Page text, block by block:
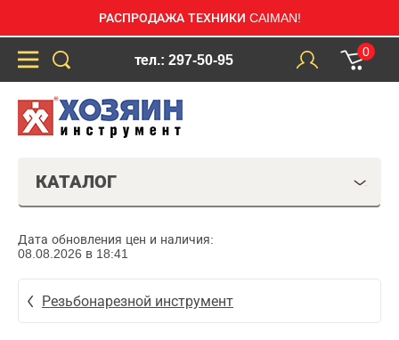
РАСПРОДАЖА ТЕХНИКИ CAIMAN!
тел.: 297-50-95
0
КАТАЛОГ
Дата обновления цен и наличия:
08.08.2026 в 18:41
Резьбонарезной инструмент